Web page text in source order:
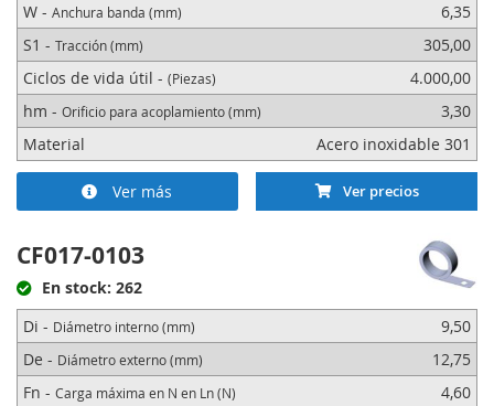
W - Anchura banda (mm)
6,35
S1 - Tracción (mm)
305,00
Ciclos de vida útil - (Piezas)
4.000,00
hm - Orificio para acoplamiento (mm)
3,30
Material
Acero inoxidable 301
Ver más Ver precios
CF017-0103
En stock: 262
Di - Diámetro interno (mm)
9,50
De - Diámetro externo (mm)
12,75
Fn - Carga máxima en N en Ln (N)
4,60